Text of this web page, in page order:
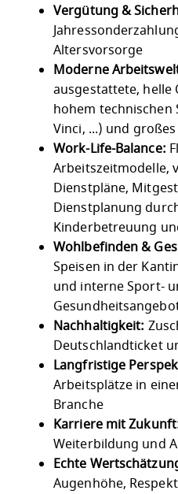
Vergütung &
Altersvorsorge
Moderne
ausgestattete, helle
hohem technischen
Vinci, ...) und
Work-Life-Balance:
Arbeitszeitmodelle,
Dienstpläne,
Dienstplanung
Kinderbetreuung
Wohlbefinden &
Speisen in der
und interne Sport-
Nachhaltigkeit:
Deutschlandticket
Langfristige
Arbeitsplätze in
Branche
Karriere mit
Weiterbildung und
Echte
Augenhöhe,